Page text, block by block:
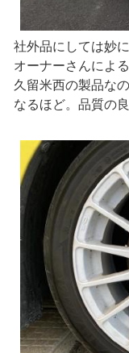
社外品にしては妙
オーナーさんによ
久留米西の製品なの
なるほど。品質の